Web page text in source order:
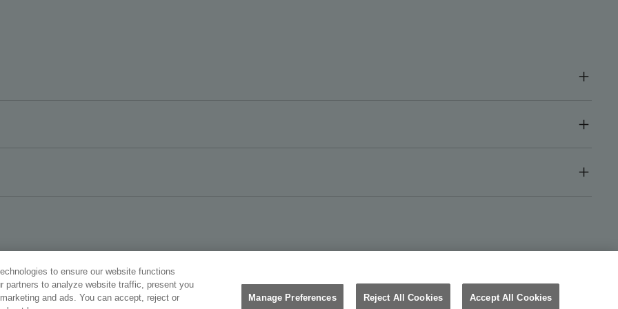
ALLE RECHTE VORBEHALTEN. WELLASTORE GERMANY (DEUTSCH)
to ensure our website functions
partners to analyze website traffic, present you
and ads. You can accept, reject or
Manage Preferences Reject All Cookies Accept All Cookies